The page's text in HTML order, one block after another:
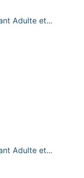
Adulte et...
Adulte et...